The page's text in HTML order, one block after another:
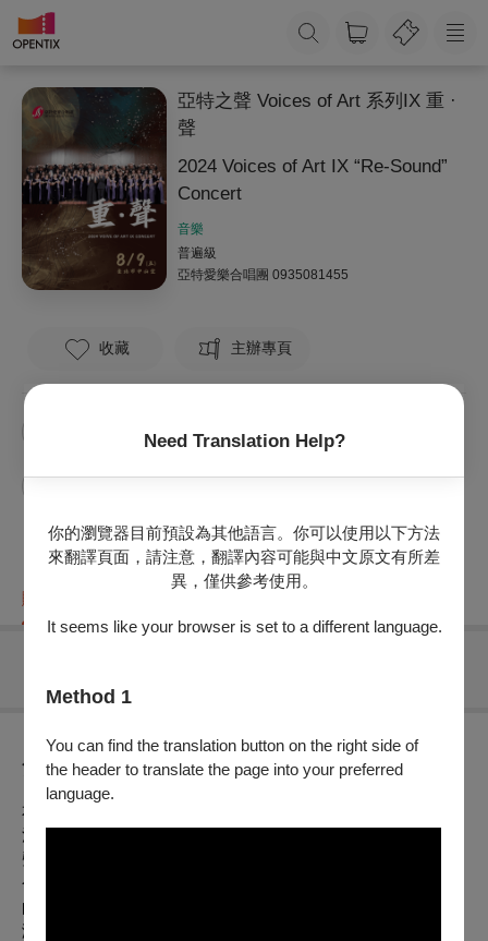
Need Translation Help?
你的瀏覽器目前預設為其他語言。你可以使用以下方法
來翻譯頁面，請注意，翻譯內容可能與中文原文有所差
異，僅供參考使用。
It seems like your browser is set to a different language.
Method 1
You can find the translation button on the right side of
the header to translate the page into your preferred
language.
亞特之聲 Voices of Art 系列IX 重 ·
聲
2024 Voices of Art IX “Re-Sound”
Concert
音樂
普遍級
亞特愛樂合唱團 0935081455
收藏 主辦專頁
潘國慶 張鉯雯
購票資訊
節目介紹
本計畫為亞特愛樂合唱團「亞特之聲Voices of Art」系列演出
活動之九，為本團2024年之年度音樂會。演出主題訂為「重
聲」, 不僅僅是意味著本團聲音的[重生], 同時我們也將演唱古
今中外不同時期重新編曲的曲目。經由不同編曲所展現出不同
的風貌, 彷彿是給了樂曲全新的生命。
演唱方式, 呈現男聲、女聲、小組重唱及合唱多樣性的演出, 讓